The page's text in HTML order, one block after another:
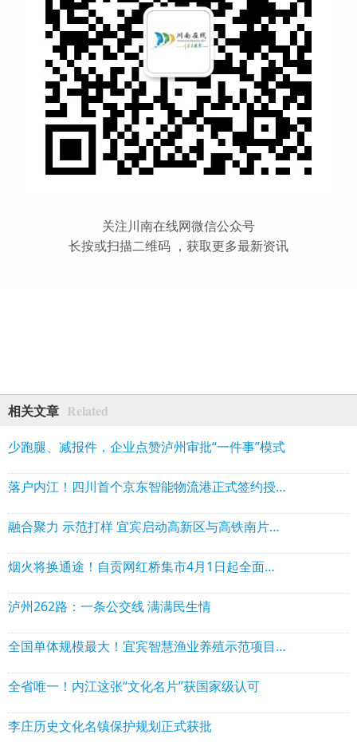
关注川南在线网微信公众号
长按或扫描二维码 ，获取更多最新资讯
相关文章 Related
少跑腿、减报件，企业点赞泸州审批“一件事”模式
落户内江！四川首个京东智能物流港正式签约授牌
融合聚力 示范打样 宜宾启动高新区与高铁南片区融合发展
烟火将换通途！自贡网红桥集市4月1日起全面撤除
泸州262路：一条公交线 满满民生情
全国单体规模最大！宜宾智慧渔业养殖示范项目开工
全省唯一！内江这张“文化名片”获国家级认可
李庄历史文化名镇保护规划正式获批